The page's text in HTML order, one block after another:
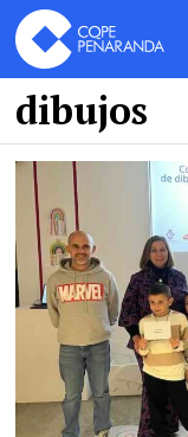
dibujos